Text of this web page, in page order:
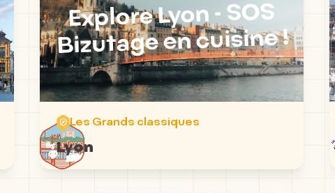
Explore Lyon - SOS
Bizutage en cuisine !
Les Grands classiques
Lyon